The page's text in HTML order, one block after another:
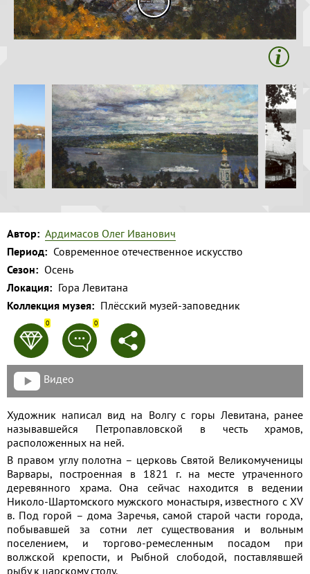
Автор: Ардимасов Олег Иванович
Период: Современное отечественное искусство
Сезон: Осень
Локация: Гора Левитана
Коллекция музея: Плёсский музей-заповедник
0 0
Видео
Художник написал вид на Волгу с горы Левитана, ранее
называвшейся Петропавловской в честь храмов,
расположенных на ней.
В правом углу полотна – церковь Святой Великомученицы
Варвары, построенная в 1821 г. на месте утраченного
деревянного храма. Она сейчас находится в ведении
Николо-Шартомского мужского монастыря, известного с XV
в. Под горой – дома Заречья, самой старой части города,
побывавшей за сотни лет существования и вольным
поселением, и торгово-ремесленным посадом при
волжской крепости, и Рыбной слободой, поставлявшей
рыбу к царскому столу.
Время
года на
картине
Весна
Лето
Осень
Коллекция
музея
Музей
Сбросить